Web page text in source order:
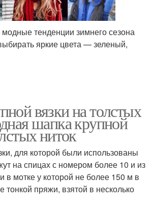
тенденции зимнего сезона
яркие цвета — зеленый,
вязки на толстых
шапка крупной
ниток
для которой были использованы
на спицах с номером более 10 и из
в мотке у которой не более 150 м в
тонкой пряжи, взятой в несколько